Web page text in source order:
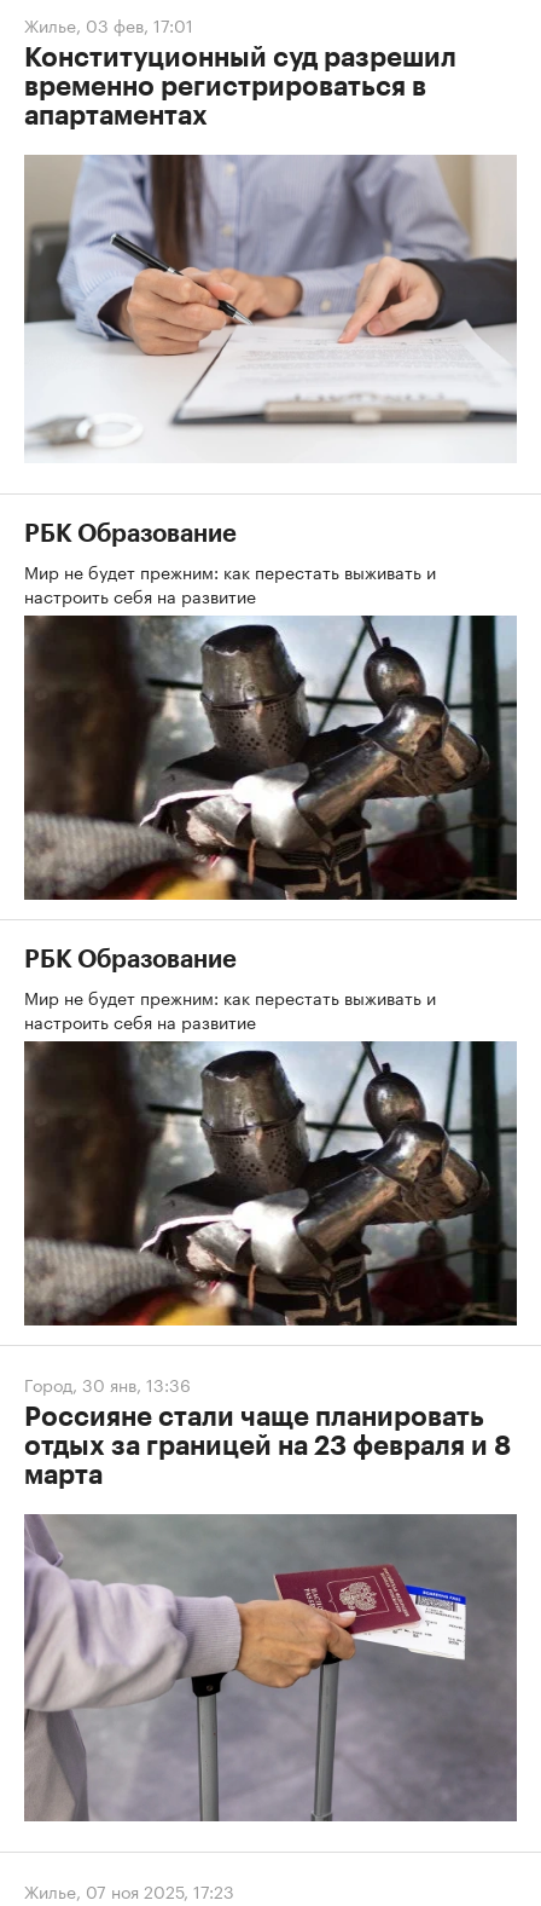
Жилье, 03 фев, 17:01
Конституционный суд разрешил
временно регистрироваться в
апартаментах
РБК Образование
Мир не будет прежним: как перестать выживать и
настроить себя на развитие
РБК Образование
Мир не будет прежним: как перестать выживать и
настроить себя на развитие
Город, 30 янв, 13:36
Россияне стали чаще планировать
отдых за границей на 23 февраля и 8
марта
Жилье, 07 ноя 2025, 17:23